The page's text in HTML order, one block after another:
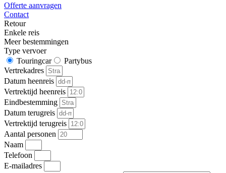
Offerte aanvragen
Contact
Retour
Enkele reis
Meer bestemmingen
Type vervoer
Touringcar
Partybus
Vertrekadres
Datum heenreis
Vertrektijd heenreis
Eindbestemming
Datum terugreis
Vertrektijd terugreis
Aantal personen
Naam
Telefoon
E-mailadres